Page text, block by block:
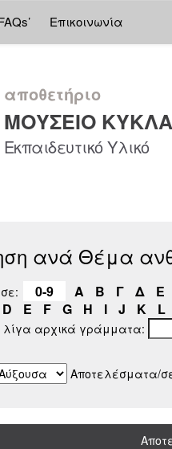
Επικοινωνία
αποθετήριο
ΜΟΥΣΕΙΟ
Εκπαιδευτικό Υλικό
ανά Θέμα
0-9 Α Β Γ Δ Ε
D E F G H I J K L
λίγα αρχικά γράμματα:
Αποτελέσματα/